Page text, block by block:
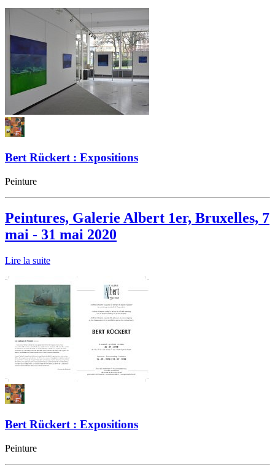
Bert Rückert : Expositions
Peinture
Peintures, Galerie Albert 1er, Bruxelles, 7
mai - 31 mai 2020
Lire la suite
Bert Rückert : Expositions
Peinture